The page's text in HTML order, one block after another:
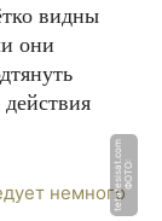
видны
они
Ф
О
Т
О:
t
e
t
a
t
e
si
s
a
t.
c
o
m